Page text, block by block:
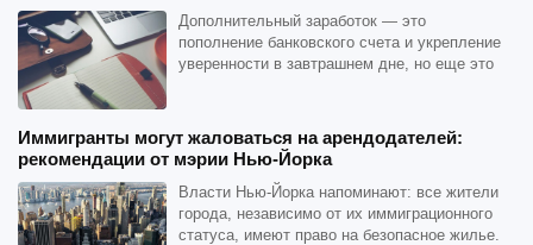
Дополнительный заработок — это
пополнение банковского счета и укрепление
уверенности в завтрашнем дне, но еще это
Иммигранты могут жаловаться на арендодателей:
рекомендации от мэрии Нью-Йорка
Власти Нью-Йорка напоминают: все жители
города, независимо от их иммиграционного
статуса, имеют право на безопасное жилье.